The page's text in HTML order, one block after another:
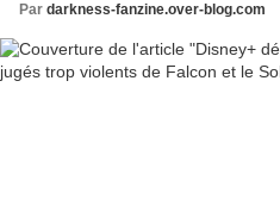
Par darkness-fanzine.over-blog.com